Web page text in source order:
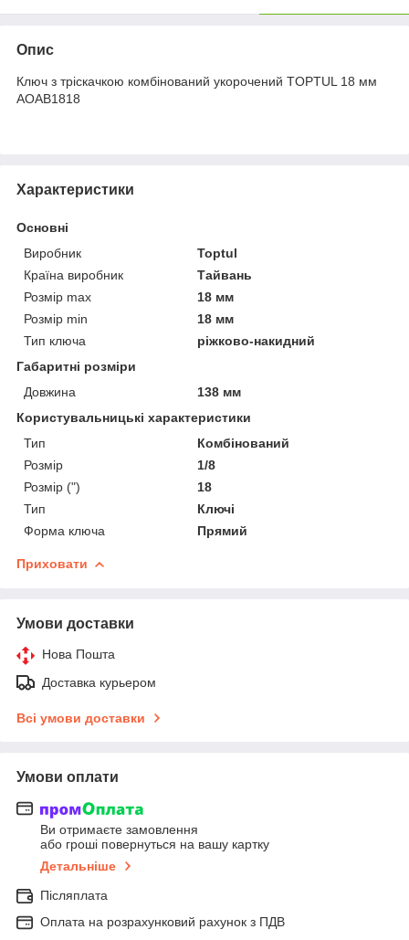
Опис
Ключ з тріскачкою комбінований укорочений TOPTUL 18 мм
AOAB1818
Характеристики
Основні
Виробник
Toptul
Країна виробник
Тайвань
Розмір max
18 мм
Розмір min
18 мм
Тип ключа
ріжково-накидний
Габаритні розміри
Довжина
138 мм
Користувальницькі характеристики
Тип
Комбінований
Розмір
1/8
Розмір (")
18
Тип
Ключі
Форма ключа
Прямий
Приховати
Умови доставки
Нова Пошта
Доставка курьером
Всі умови доставки
Умови оплати
Ви отримаєте замовлення
або гроші повернуться на вашу картку
Детальніше
Післяплата
Оплата на розрахунковий рахунок з ПДВ